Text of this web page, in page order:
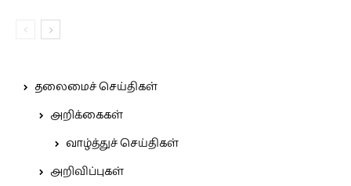
தலைமைச் செய்திகள்
அறிக்கைகள்
வாழ்த்துச் செய்திகள்
அறிவிப்புகள்